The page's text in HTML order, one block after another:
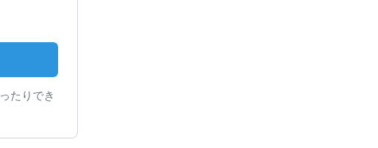
たりでき